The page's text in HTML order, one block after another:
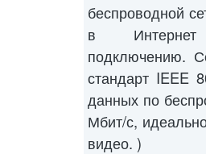
беспроводной
в Интернет
подключению.
стандарт IEEE
данных по
Мбит/с,
видео. )